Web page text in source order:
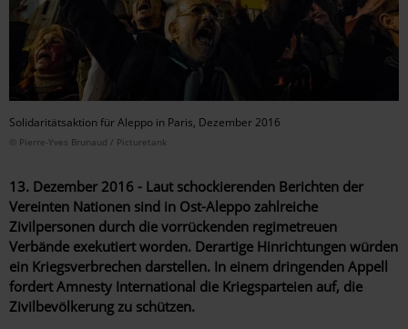
Solidaritätsaktion für Aleppo in Paris, Dezember 2016
© Pierre-Yves Brunaud / Picturetank
13. Dezember 2016 - Laut schockierenden Berichten der
Vereinten Nationen sind in Ost-Aleppo zahlreiche
Zivilpersonen durch die vorrückenden regimetreuen
Verbände exekutiert worden. Derartige Hinrichtungen würden
ein Kriegsverbrechen darstellen. In einem dringenden Appell
fordert Amnesty International die Kriegsparteien auf, die
Zivilbevölkerung zu schützen.